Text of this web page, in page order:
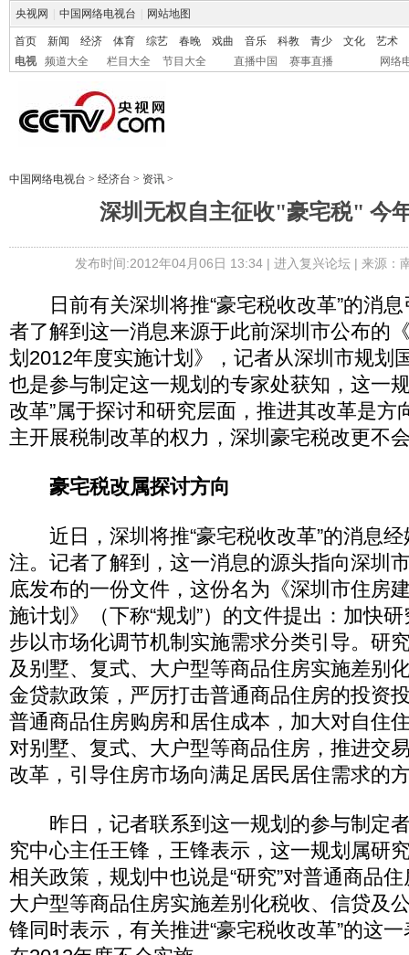
央视网 中国网络电视台 网站地图
首页 新闻 经济 体育 综艺 春晚 戏曲 音乐 科教 青少 文化
艺术
电视
频道大全 栏目大全 节目大全 直播中国 赛事直播 网络
中国网络电视台 > 经济台 > 资讯 >
深圳无权自主征收"豪宅税" 今
发布时间:2012年04月06日 13:34 | 进入复兴论坛| 来源：
日前有关深圳将推“豪宅税收改革”的消息
者了解到这一消息来源于此前深圳市公布的
划2012年度实施计划》，记者从深圳市规划
也是参与制定这一规划的专家处获知，这一
改革”属于探讨和研究层面，推进其改革是方
主开展税制改革的权力，深圳豪宅税改更不
豪宅税改属探讨方向
近日，深圳将推“豪宅税收改革”的消息经
注。记者了解到，这一消息的源头指向深圳
底发布的一份文件，这份名为《深圳市住房
施计划》（下称“规划”）的文件提出：加快
步以市场化调节机制实施需求分类引导。研
及别墅、复式、大户型等商品住房实施差别
金贷款政策，严厉打击普通商品住房的投资
普通商品住房购房和居住成本，加大对自住
对别墅、复式、大户型等商品住房，推进交
改革，引导住房市场向满足居民居住需求的
昨日，记者联系到这一规划的参与制定
究中心主任王锋，王锋表示，这一规划属研
相关政策，规划中也说是“研究”对普通商品
大户型等商品住房实施差别化税收、信贷及
锋同时表示，有关推进“豪宅税收改革”的这